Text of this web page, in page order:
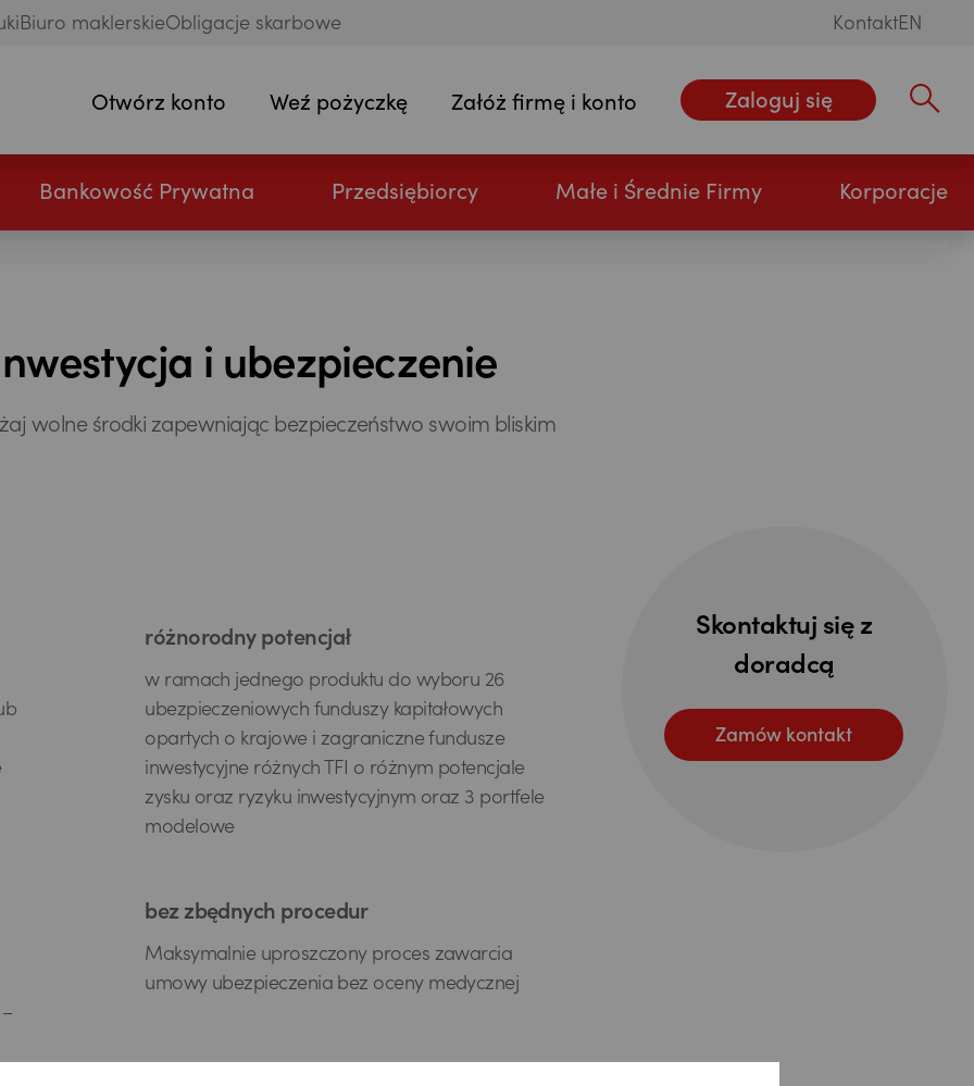
Biuro maklerskieObligacje skarbowe KontaktEN
Otwórz konto Weź pożyczkę Załóż firmę i konto Zaloguj się Wpisz
Bankowość Prywatna Przedsiębiorcy Małe i Średnie Firmy Korporacje
i ubezpieczenie
wolne środki zapewniając bezpieczeństwo swoim bliskim
różnorodny potencjał
w ramach jednego produktu do wyboru 26
ubezpieczeniowych funduszy kapitałowych
opartych o krajowe i zagraniczne fundusze
inwestycyjne różnych TFI o różnym potencjale
zysku oraz ryzyku inwestycyjnym oraz 3 portfele
modelowe
bez zbędnych procedur
Maksymalnie uproszczony proces zawarcia
umowy ubezpieczenia bez oceny medycznej
Skontaktuj się z
doradcą
Zamów kontakt